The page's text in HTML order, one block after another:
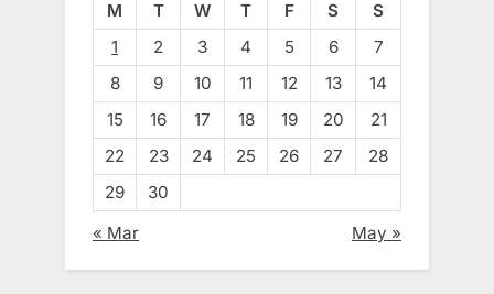
M
T W T F S
S
1
2 3 4 5 6
7
8
9 10 11 12 13
14
15
16 17 18 19 20
21
22
23 24 25 26 27
28
29
30
« Mar
May »